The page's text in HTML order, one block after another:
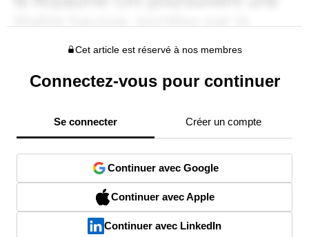
Cet article est réservé à nos membres
Connectez-vous pour continuer
Se connecter Créer un compte
Continuer avec Google
Continuer avec Apple
Continuer avec LinkedIn